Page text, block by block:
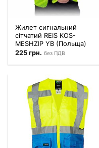
Жилет сигнальний
сітчатий REIS KOS-
MESHZIP YB (Польща)
225грн. без ПДВ